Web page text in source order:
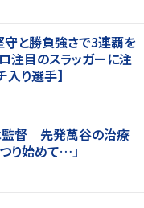
と勝負強さで3連覇を
注目のスラッガーに注
入り選手】
監督 先発萬谷の治療
り始めて…」